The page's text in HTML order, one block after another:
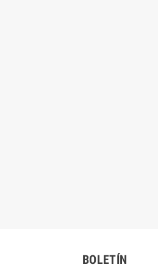
BOLETÍN